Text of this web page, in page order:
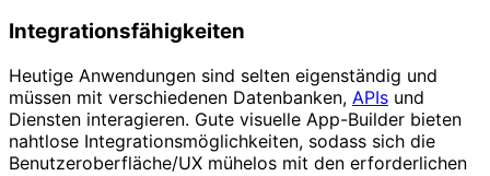
Integrationsfähigkeiten
Heutige Anwendungen sind selten eigenständig und
müssen mit verschiedenen Datenbanken, APIs und
Diensten interagieren. Gute visuelle App-Builder bieten
nahtlose Integrationsmöglichkeiten, sodass sich die
Benutzeroberfläche/UX mühelos mit den erforderlichen